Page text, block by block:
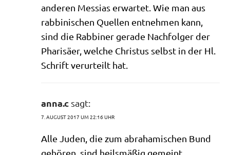
ande­ren Mes­si­as erwar­tet. Wie man aus
rab­bi­ni­schen Quel­len ent­neh­men kann,
sind die Rab­bi­ner gera­de Nach­fol­ger der
Pha­ri­sä­er, wel­che Chri­stus selbst in der Hl.
Schrift ver­ur­teilt hat.
anna.c sagt:
7. AUGUST 2017 UM 22:16 UHR
Alle Juden, die zum abra­ha­mi­schen Bund
gehö­ren, sind heils­mä­ßig gemeint.